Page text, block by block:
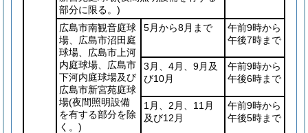
部分に限る。)
広島市南観音庭球
場、広島市沼田庭
球場、広島市上河
内庭球場、広島市
下河内庭球場及び
広島市新宮苑庭球
場(夜間照明設備
を有する部分を除
く。)
5月から8月まで
午前9時から
午後7時まで
3月、4月、9月及
び10月
午前9時から
午後6時まで
1月、2月、11月
及び12月
午前9時から
午後5時まで